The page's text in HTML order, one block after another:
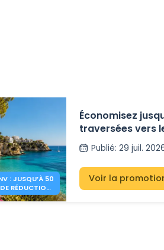
: JUSQU’À 50
RÉDUCTION
LES
Économisez
traversées vers
Publié:29 juil.
Voir la